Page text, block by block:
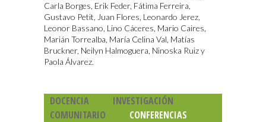
Carla Borges, Erik Feder, Fátima Ferreira,
Gustavo Petit, Juan Flores, Leonardo Jerez,
Leonor Bassano, Lino Cáceres, Mario Caires,
Marián Torrealba, María Celina Val, Matías
Bruckner, Neilyn Halmoguera, Ninoska Ruiz y
Paola Álvarez.
DOCENCIA
INVESTIGACIÓN
COMUNITARIO
CONFERENCIAS